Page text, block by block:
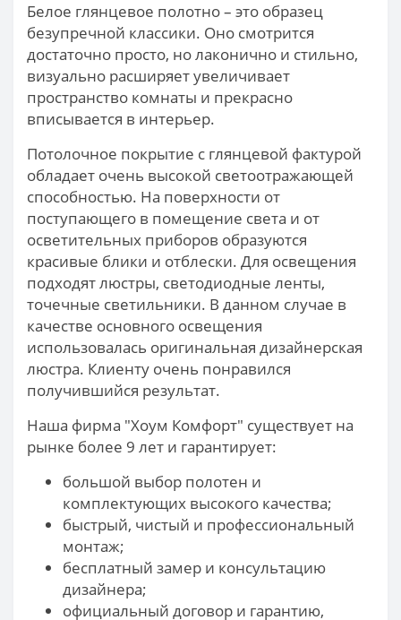
Белое глянцевое полотно – это образец
безупречной классики. Оно смотрится
достаточно просто, но лаконично и стильно,
визуально расширяет увеличивает
пространство комнаты и прекрасно
вписывается в интерьер.
Потолочное покрытие с глянцевой фактурой
обладает очень высокой светоотражающей
способностью. На поверхности от
поступающего в помещение света и от
осветительных приборов образуются
красивые блики и отблески. Для освещения
подходят люстры, светодиодные ленты,
точечные светильники. В данном случае в
качестве основного освещения
использовалась оригинальная дизайнерская
люстра. Клиенту очень понравился
получившийся результат.
Наша фирма "Хоум Комфорт" существует на
рынке более 9 лет и гарантирует:
большой выбор полотен и
комплектующих высокого качества;
быстрый, чистый и профессиональный
монтаж;
бесплатный замер и консультацию
дизайнера;
официальный договор и гарантию,